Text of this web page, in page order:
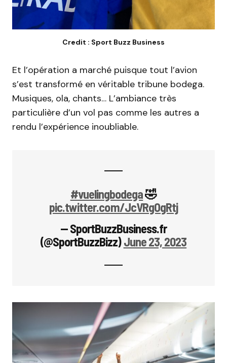
Credit : Sport Buzz Business
Et l’opération a marché puisque tout l’avion
s’est transformé en véritable tribune bodega.
Musiques, ola, chants… L’ambiance très
particulière d’un vol pas comme les autres a
rendu l’expérience inoubliable.
#vuelingbodega🤣
pic.twitter.com/JcVRgOgRtj
— SportBuzzBusiness.fr
(@SportBuzzBizz)June 23, 2023